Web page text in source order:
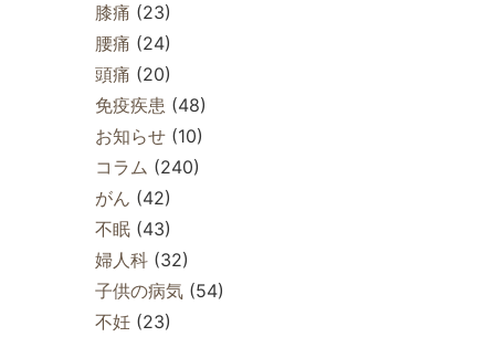
膝痛 (23)
腰痛 (24)
頭痛 (20)
免疫疾患 (48)
お知らせ (10)
コラム (240)
がん (42)
不眠 (43)
婦人科 (32)
子供の病気 (54)
不妊 (23)